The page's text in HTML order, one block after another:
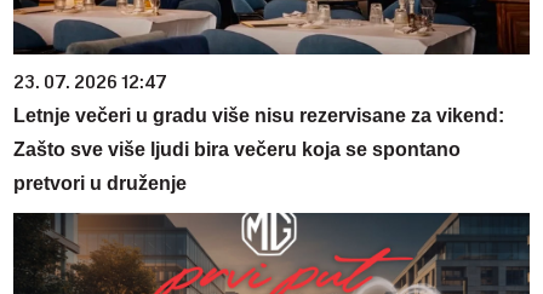
23. 07. 2026 12:47
Letnje večeri u gradu više nisu rezervisane za vikend:
Zašto sve više ljudi bira večeru koja se spontano
pretvori u druženje